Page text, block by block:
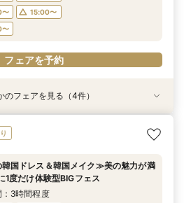
フェアを予約
フェアを予約
フェアを予約
フェアを予約
〜
15:00〜
〜
フェアを予約
降】お仕事帰りやテーマパーク帰りに夜
ャリテ試食
17:30〜
場見学のおふたり】即決なしで安心＆
ェフ特選試食
13:00〜
15:00〜
OK【少人数で結婚式】アットホームウ
相談会
14:00〜
えるペット婚】リングドッグ＆足形ス
選試食＆20万円分のワンちゃん優待
14:00〜
のフェアを見る（4件）
国ドレス＆韓国メイク≫美の魅力が満
1度だけ体験型BIGフェス
：3時間程度